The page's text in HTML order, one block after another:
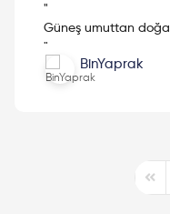
"
Güneş umuttan
"
BinYaprak
First